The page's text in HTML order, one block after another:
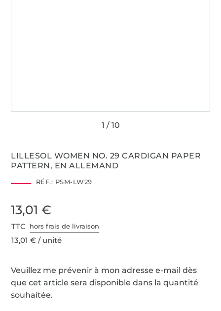
LILLESOL WOMEN NO. 29 CARDIGAN PAPER
PATTERN, EN ALLEMAND
RÉF.: PSM-LW29
13,01 €
TTC hors frais de livraison
13,01 € / unité
Veuillez me prévenir à mon adresse e-mail dès
que cet article sera disponible dans la quantité
souhaitée.